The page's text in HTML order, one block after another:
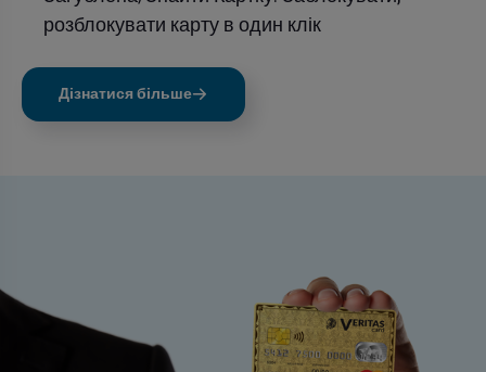
розблокувати карту в один клік
Дізнатися більше